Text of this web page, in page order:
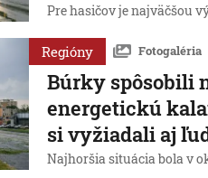
Pre hasičov je najväčšou
Regióny Fotogaléria
Búrky spôsobili
energetickú
si vyžiadali aj
Najhoršia situácia bola v